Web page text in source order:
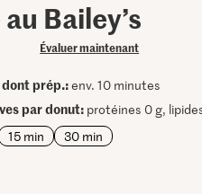
Bailey’s
Évaluer maintenant
dont prép.:env. 10 minutes
par donut: protéines 0 g,
15 min
30 min